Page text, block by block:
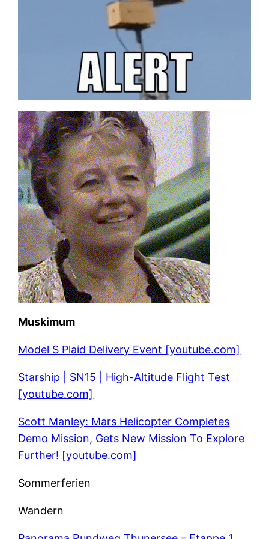
Muskimum
Model S Plaid Delivery Event [youtube.com]
Starship | SN15 | High-Altitude Flight Test
[youtube.com]
Scott Manley: Mars Helicopter Completes
Demo Mission, Gets New Mission To Explore
Further! [youtube.com]
Sommerferien
Wandern